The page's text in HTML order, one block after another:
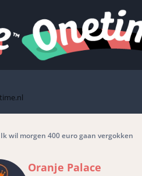
Ik wil morgen 400 euro gaan vergokken
Oranje Palace